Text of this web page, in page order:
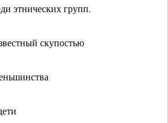
этнических групп.
скупостью